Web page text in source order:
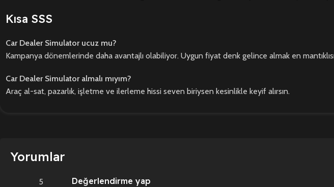
Kısa SSS
Car Dealer Simulator ucuz mu?
Kampanya dönemlerinde daha avantajlı olabiliyor. Uygun fiyat denk gelince almak en
Car Dealer Simulator almalı mıyım?
Araç al-sat, pazarlık, işletme ve ilerleme hissi seven biriysen kesinlikle keyif alırsın.
Yorumlar
5 Değerlendirme yap